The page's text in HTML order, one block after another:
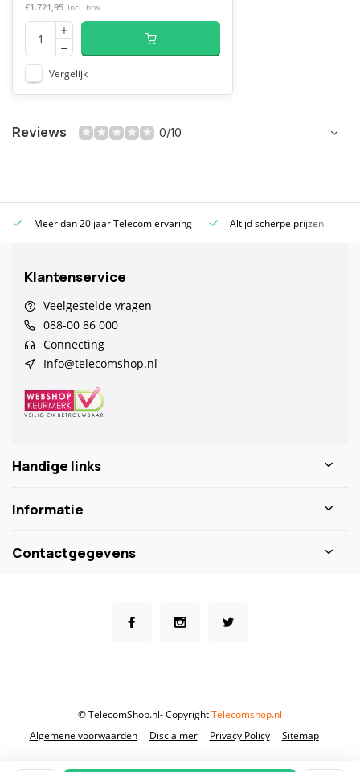
€1.721,95 Incl. btw
Vergelijk
Reviews 0/10
Meer dan 20 jaar Telecom ervaring Altijd scherpe prijzen
Klantenservice
Veelgestelde vragen
088-00 86 000
Connecting
Info@telecomshop.nl
Handige links
Informatie
Contactgegevens
Algemene voorwaarden Disclaimer Privacy Policy Sitemap
© TelecomShop.nl- CopyrightTelecomshop.nl